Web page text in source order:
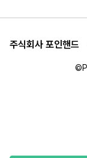
주식회사 포인핸드